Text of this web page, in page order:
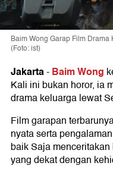
Baim Wong Garap Film
(Foto: ist)
Jakarta-Baim Wong
Kali ini bukan horor, ia
drama keluarga lewat
Film garapan
nyata serta
baik Saja
yang dekat dengan